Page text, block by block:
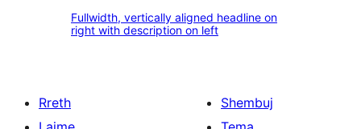
Paragraph
vertically
right
Fullwidth, vertically aligned headline on
right with description on left
Rreth
Shembuj